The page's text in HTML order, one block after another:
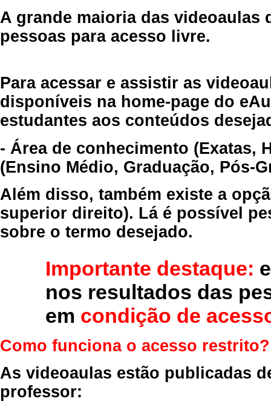
A grande maioria das videoaulas
pessoas para acesso livre.
Para acessar e assistir as
disponíveis na home-page do
estudantes aos conteúdos
- Área de conhecimento (Exatas,
(Ensino Médio, Graduação, Pós-
Além disso, também existe a
superior direito). Lá é possível
sobre o termo desejado.
Importante destaque:
nos resultados das
em condição de
Como funciona o acesso restrito?
As videoaulas estão publicadas
professor: